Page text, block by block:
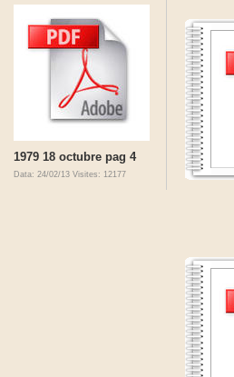
1979 18 octubre pag 4
Data: 24/02/13 Visites: 12177